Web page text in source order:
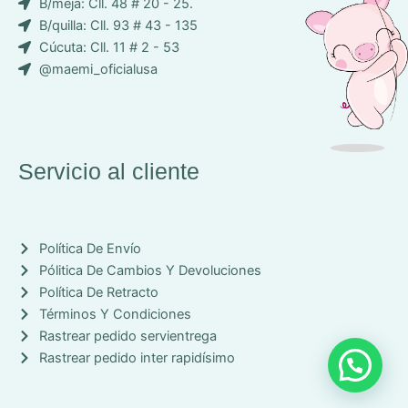
o
n
-
f
b
k
B/quilla: Cll. 93 # 43 - 135
Cúcuta: Cll. 11 # 2 - 53
@maemi_oficialusa
Servicio al cliente
Política De Envío
Pólitica De Cambios Y Devoluciones
Política De Retracto
Términos Y Condiciones
Rastrear pedido servientrega
Rastrear pedido inter rapidísimo